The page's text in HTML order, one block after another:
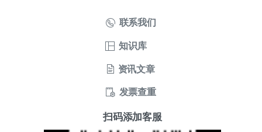
联系我们
知识库
资讯文章
发票查重
扫码添加客服